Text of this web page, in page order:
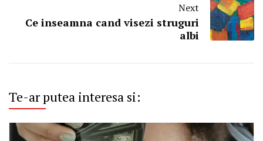
Next
Ce inseamna cand visezi struguri
albi
Te-ar putea interesa si: